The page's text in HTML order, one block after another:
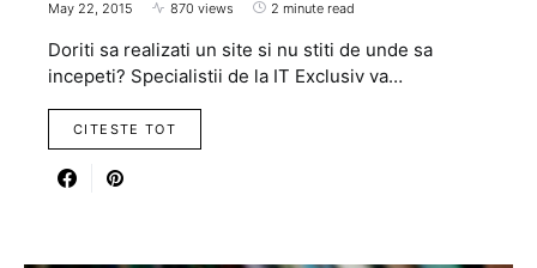
May 22, 2015 870 views 2 minute read
Doriti sa realizati un site si nu stiti de unde sa
incepeti? Specialistii de la IT Exclusiv va…
CITESTE TOT